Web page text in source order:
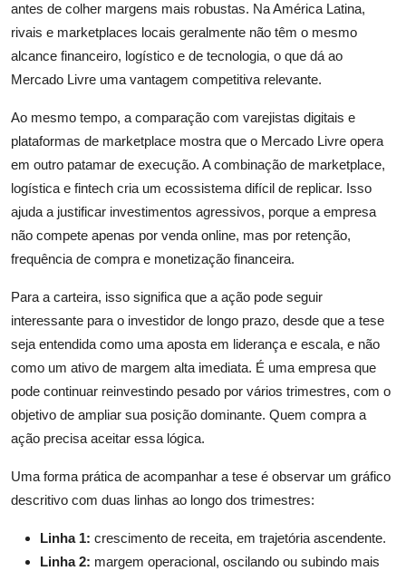
antes de colher margens mais robustas. Na América Latina,
rivais e marketplaces locais geralmente não têm o mesmo
alcance financeiro, logístico e de tecnologia, o que dá ao
Mercado Livre uma vantagem competitiva relevante.
Ao mesmo tempo, a comparação com varejistas digitais e
plataformas de marketplace mostra que o Mercado Livre opera
em outro patamar de execução. A combinação de marketplace,
logística e fintech cria um ecossistema difícil de replicar. Isso
ajuda a justificar investimentos agressivos, porque a empresa
não compete apenas por venda online, mas por retenção,
frequência de compra e monetização financeira.
Para a carteira, isso significa que a ação pode seguir
interessante para o investidor de longo prazo, desde que a tese
seja entendida como uma aposta em liderança e escala, e não
como um ativo de margem alta imediata. É uma empresa que
pode continuar reinvestindo pesado por vários trimestres, com o
objetivo de ampliar sua posição dominante. Quem compra a
ação precisa aceitar essa lógica.
Uma forma prática de acompanhar a tese é observar um gráfico
descritivo com duas linhas ao longo dos trimestres:
Linha 1: crescimento de receita, em trajetória ascendente.
Linha 2: margem operacional, oscilando ou subindo mais